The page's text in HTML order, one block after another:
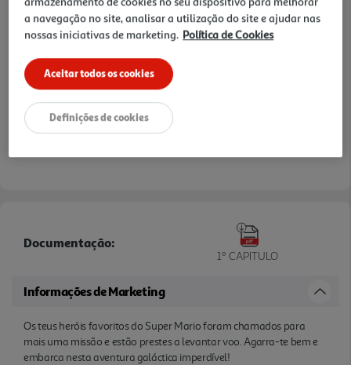
Documentação:
1º CAPITULO
Informações de Marketing
Os teus heróis favoritos do Super Mario foram chamados para
mais uma missão e estão prestes a levantar voo. Agarra-te bem e
embarca nesta aventura galáctica imperdível!
a navegação no site, analisar a utilização do site e ajudar nas
nossas iniciativas de marketing. Política de Cookies
Aceitar todos os cookies
Definições de cookies